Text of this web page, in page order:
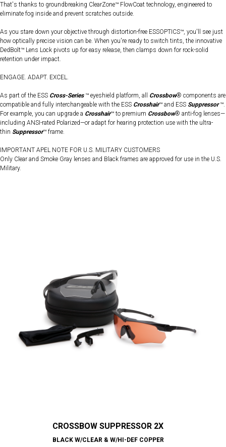
That's thanks to groundbreaking ClearZone™ FlowCoat technology, engineered to
eliminate fog inside and prevent scratches outside.
As you stare down your objective through distortion-free ESSOPTICS™, you'll see just
how optically precise vision can be. When you're ready to switch tints, the innovative
DedBolt™ Lens Lock pivots up for easy release, then clamps down for rock-solid
retention under impact.
ENGAGE. ADAPT. EXCEL.
As part of the ESS Cross-Series™ eyeshield platform, all Crossbow® components are
compatible and fully interchangeable with the ESS Crosshair™ and ESS Suppressor™.
For example, you can upgrade a Crosshair™ to premium Crossbow® anti-fog lenses—
including ANSI-rated Polarized—or adapt for hearing protection use with the ultra-
thin Suppressor™ frame.
IMPORTANT APEL NOTE FOR U.S. MILITARY CUSTOMERS
Only Clear and Smoke Gray lenses and Black frames are approved for use in the U.S.
Military.
CROSSBOW SUPPRESSOR 2X
BLACK W/CLEAR & W/HI-DEF COPPER